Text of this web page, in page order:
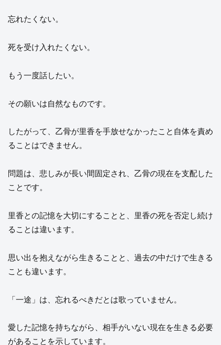
忘れたくない。
死を受け入れたくない。
もう一度話したい。
その願いは自然なものです。
したがって、乙骨が里香を手放せなかったこと自体を責め
ることはできません。
問題は、悲しみが長い間固定され、乙骨の現在を支配した
ことです。
里香との記憶を大切にすることと、里香の死を否定し続け
ることは違います。
思い出を抱えながら生きることと、過去の中だけで生きる
ことも違います。
「一途」は、忘れるべきだとは歌っていません。
愛した記憶を持ちながら、相手がいない現在を生きる必要
があることを示しています。